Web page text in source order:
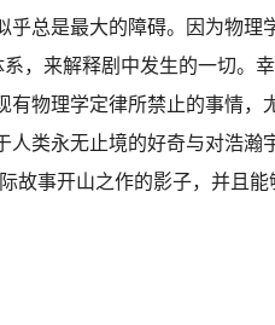
乎总是最大的障碍。因为物
系，来解释剧中发生的一切。
有物理学定律所禁止的事情，
人类永无止境的好奇与对浩瀚
故事开山之作的影子，并且